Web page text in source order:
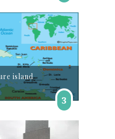
island
3